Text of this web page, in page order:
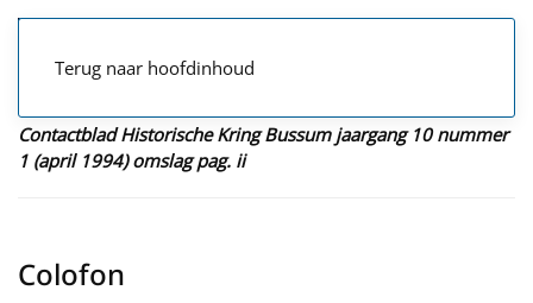
Terug naar hoofdinhoud
Contactblad Historische Kring Bussum jaargang 10 nummer
1 (april 1994) omslag pag. ii
Colofon